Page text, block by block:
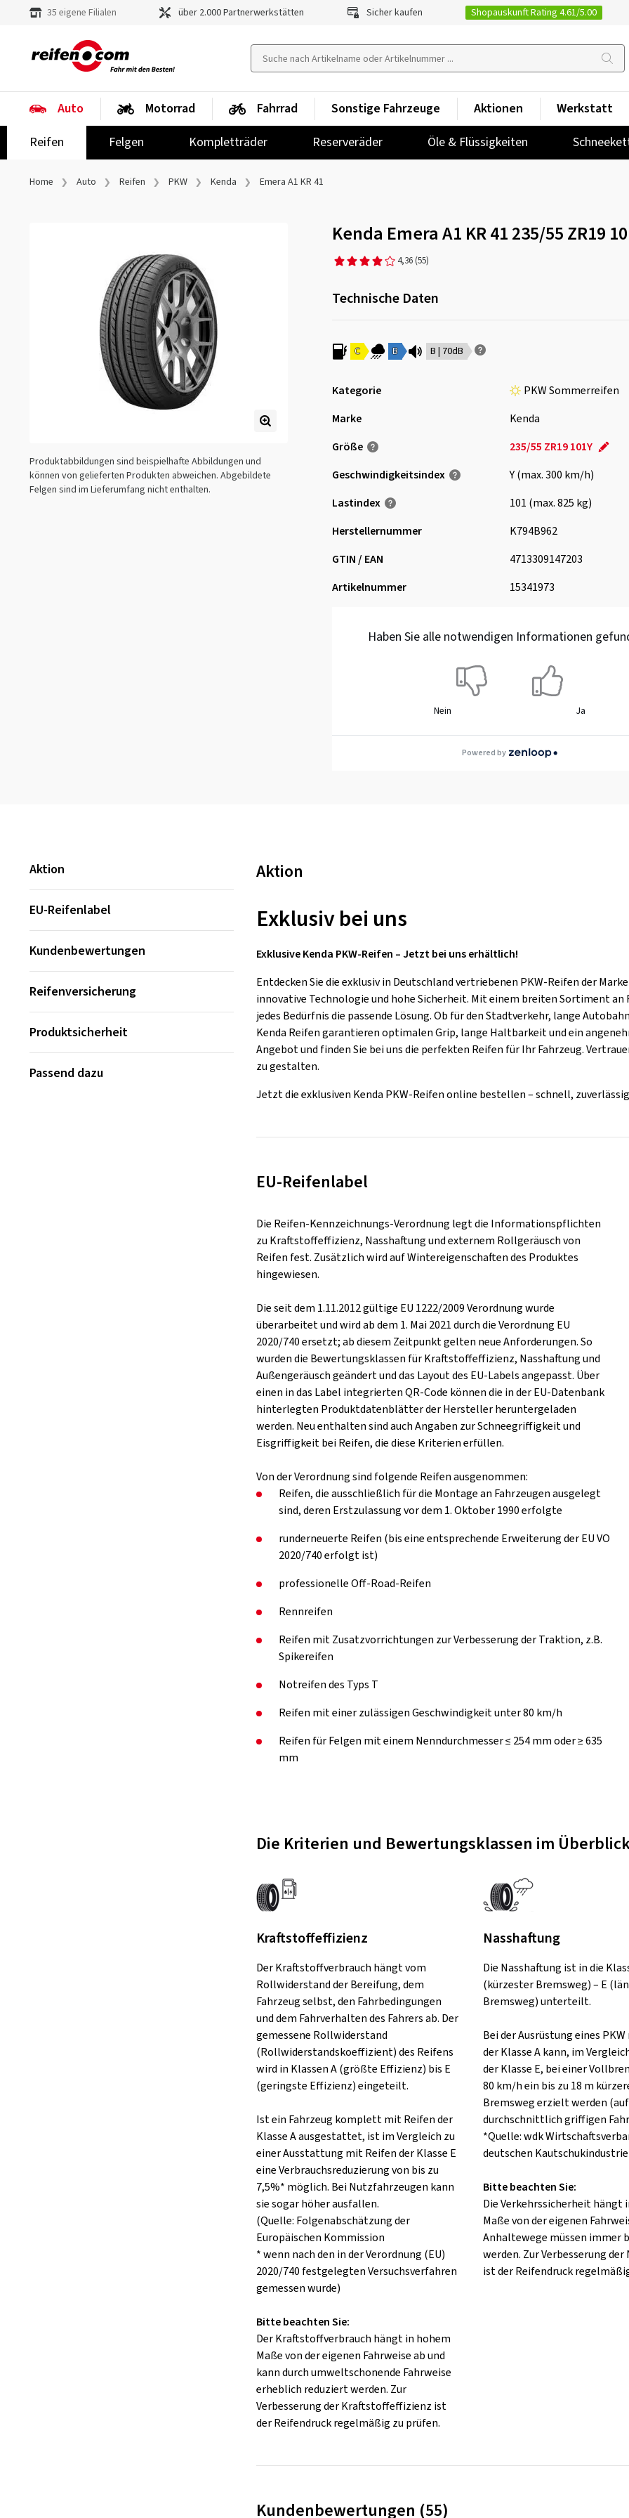
35 eigene Filialen über 2.000 Partnerwerkstätten Sicher kaufen Shopauskunft Rating 4.61/5.00
Auto
Reifen
Felgen Kompletträder Reserveräder Öle & Flüssigkeiten
Motorrad Fahrrad Sonstige Fahrzeuge Aktionen Werkstatt
Home Auto Reifen PKW Kenda Emera A1 KR 41
Produktabbildungen sind beispielhafte Abbildungen und
können von gelieferten Produkten abweichen. Abgebildete
Felgen sind im Lieferumfang nicht enthalten.
Kenda Emera A1 KR 41 235/55 ZR19
4,36 (55)
Technische Daten
C B B | 70dB
Kategorie
PKW Sommerreifen
Marke
Kenda
Größe
235/55 ZR19 101Y
Geschwindigkeits­index
Y (max. 300 km/h)
Lastindex
101 (max. 825 kg)
Herstellernummer
K794B962
GTIN / EAN
4713309147203
Artikelnummer
15341973
Haben Sie alle notwendigen Informationen
Nein Ja
Powered by
Aktion
EU-Reifenlabel
Kundenbewertungen
Reifenversicherung
Produktsicherheit
Passend dazu
Aktion
Exklusiv bei uns
Exklusive Kenda PKW-Reifen – Jetzt bei uns erhältlich!
Entdecken Sie die exklusiv in Deutschland vertriebenen PKW-Reifen der
innovative Technologie und hohe Sicherheit. Mit einem breiten Sortiment
jedes Bedürfnis die passende Lösung. Ob für den Stadtverkehr, lange
Kenda Reifen garantieren optimalen Grip, lange Haltbarkeit und ein
Angebot und finden Sie bei uns die perfekten Reifen für Ihr Fahrzeug.
zu gestalten.
Jetzt die exklusiven Kenda PKW-Reifen online bestellen – schnell,
EU-Reifenlabel
Die Reifen-Kennzeichnungs-Verordnung legt die Informationspflichten
zu Kraftstoffeffizienz, Nasshaftung und externem Rollgeräusch von
Reifen fest. Zusätzlich wird auf Wintereigenschaften des Produktes
hingewiesen.
Die seit dem 1.11.2012 gültige EU 1222/2009 Verordnung wurde
überarbeitet und wird ab dem 1. Mai 2021 durch die Verordnung EU
2020/740 ersetzt; ab diesem Zeitpunkt gelten neue Anforderungen. So
wurden die Bewertungsklassen für Kraftstoffeffizienz, Nasshaftung und
Außengeräusch geändert und das Layout des EU-Labels angepasst. Über
einen in das Label integrierten QR-Code können die in der EU-Datenbank
hinterlegten Produktdatenblätter der Hersteller heruntergeladen
werden. Neu enthalten sind auch Angaben zur Schneegriffigkeit und
Eisgriffigkeit bei Reifen, die diese Kriterien erfüllen.
Von der Verordnung sind folgende Reifen ausgenommen:
Reifen, die ausschließlich für die Montage an Fahrzeugen ausgelegt
sind, deren Erstzulassung vor dem 1. Oktober 1990 erfolgte
runderneuerte Reifen (bis eine entsprechende Erweiterung der EU VO
2020/740 erfolgt ist)
professionelle Off-Road-Reifen
Rennreifen
Reifen mit Zusatzvorrichtungen zur Verbesserung der Traktion, z.B.
Spikereifen
Notreifen des Typs T
Reifen mit einer zulässigen Geschwindigkeit unter 80 km/h
Reifen für Felgen mit einem Nenndurchmesser ≤ 254 mm oder ≥ 635
mm
Die Kriterien und Bewertungsklassen im
Kraftstoffeffizienz
Der Kraftstoffverbrauch hängt vom
Rollwiderstand der Bereifung, dem
Fahrzeug selbst, den Fahrbedingungen
und dem Fahrverhalten des Fahrers ab. Der
gemessene Rollwiderstand
(Rollwiderstandskoeffizient) des Reifens
wird in Klassen A (größte Effizienz) bis E
(geringste Effizienz) eingeteilt.
Ist ein Fahrzeug komplett mit Reifen der
Klasse A ausgestattet, ist im Vergleich zu
einer Ausstattung mit Reifen der Klasse E
eine Verbrauchsreduzierung von bis zu
7,5%* möglich. Bei Nutzfahrzeugen kann
sie sogar höher ausfallen.
(Quelle: Folgenabschätzung der
Europäischen Kommission
* wenn nach den in der Verordnung (EU)
2020/740 festgelegten Versuchsverfahren
gemessen wurde)
Bitte beachten Sie:
Der Kraftstoffverbrauch hängt in hohem
Maße von der eigenen Fahrweise ab und
kann durch umweltschonende Fahrweise
erheblich reduziert werden. Zur
Verbesserung der Kraftstoffeffizienz ist
der Reifendruck regelmäßig zu prüfen.
Nasshaftung
Die Nasshaftung ist in die
(kürzester Bremsweg) – E
Bremsweg) unterteilt.
Bei der Ausrüstung eines
der Klasse A kann, im
der Klasse E, bei einer
80 km/h ein bis zu 18 m
Bremsweg erzielt werden
durchschnittlich griffigen
*Quelle: wdk
deutschen Kautschukindustrie
Bitte beachten Sie:
Die Verkehrssicherheit hängt
Maße von der eigenen
Anhaltewege müssen immer
werden. Zur Verbesserung
ist der Reifendruck
Kundenbewertungen (55)